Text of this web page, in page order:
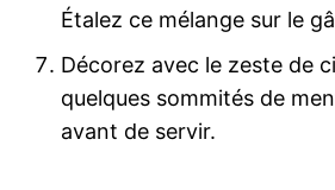
Étalez ce mélange sur le
Décorez avec le zeste de
quelques sommités de
avant de servir.